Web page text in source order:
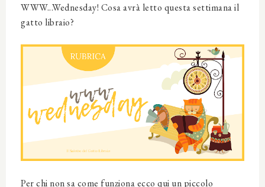
WWW...Wednesday! Cosa avrà letto questa settimana il
gatto libraio?
Per chi non sa come funziona ecco qui un piccolo